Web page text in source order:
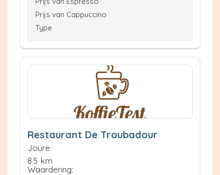
Prijs van Cappuccino
Type
Restaurant De Troubadour
Joure
8.5 km
Waardering: